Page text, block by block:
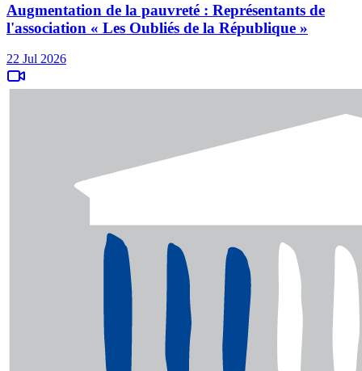
Augmentation de la pauvreté : Représentants de
l'association « Les Oubliés de la République »
22 Jul 2026